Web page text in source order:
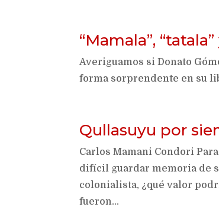
“Mamala”,
Averiguamos si Donato
forma sorprendente en su
Qullasuyu por
Carlos Mamani Condori
difícil guardar memoria de
colonialista, ¿qué valor
fueron...